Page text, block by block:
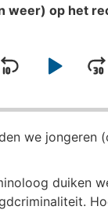
weer) op het
SkipPlay
we
duiken